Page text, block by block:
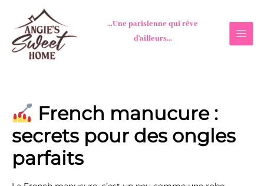
contenu
...Une parisienne qui rêve
d'ailleurs...
French manucure :
secrets pour des ongles
parfaits